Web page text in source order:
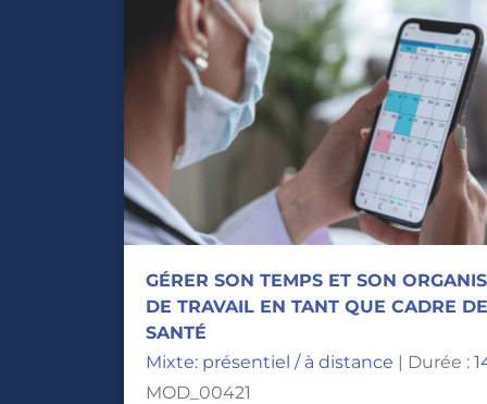
GÉRER SON TEMPS ET SON
DE TRAVAIL EN TANT QUE CADRE DE
SANTÉ
Mixte: présentiel / à distance | Durée :
MOD_00421